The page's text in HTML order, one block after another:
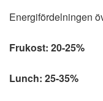
Energifördelningen
Frukost: 20-25%
Lunch: 25-35%